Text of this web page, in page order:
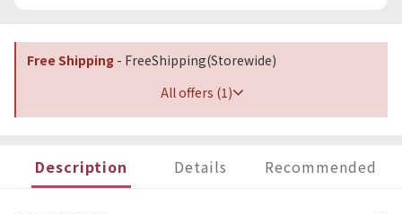
Free Shipping - FreeShipping(Storewide)
All offers (1)
Description Details Recommended